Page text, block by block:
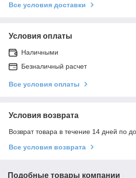
Все условия доставки
Условия оплаты
Наличными
Безналичный расчет
Все условия оплаты
Условия возврата
Возврат товара в течение 14 дней по
Все условия возврата
Подобные товары компании